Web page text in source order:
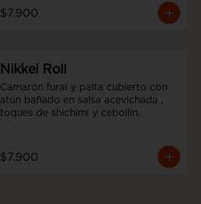
$7.900
Nikkei Roll
Camarón furai y palta cubierto con
atún bañado en salsa acevichada ,
toques de shichimi y cebollín.
$7.900